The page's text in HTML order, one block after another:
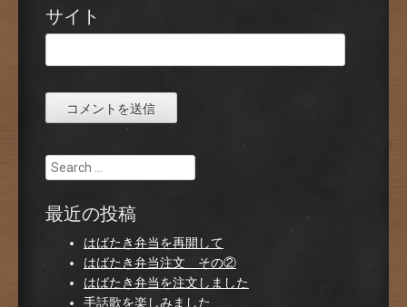
サイト
Search
最近の投稿
はばたき弁当を再開して
はばたき弁当注文 その②
はばたき弁当を注文しました
手話歌を楽しみました